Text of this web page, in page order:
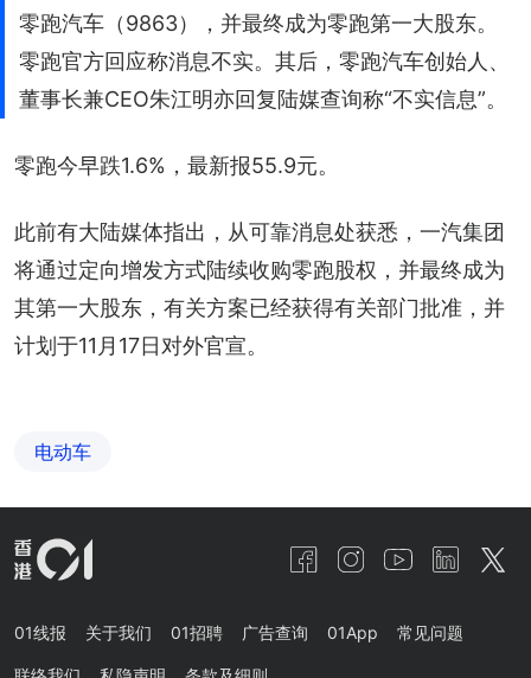
零跑汽车（9863），并最终成为零跑第一大股东。
零跑官方回应称消息不实。其后，零跑汽车创始人、
董事长兼CEO朱江明亦回复陆媒查询称“不实信息”。
零跑今早跌1.6%，最新报55.9元。
此前有大陆媒体指出，从可靠消息处获悉，一汽集团
将通过定向增发方式陆续收购零跑股权，并最终成为
其第一大股东，有关方案已经获得有关部门批准，并
计划于11月17日对外官宣。
电动车
01线报 关于我们 01招聘 广告查询 01App 常见问题